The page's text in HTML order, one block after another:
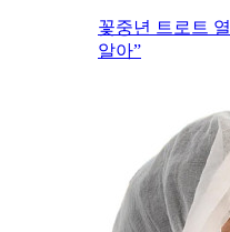
꽃중년 트로트
알아”